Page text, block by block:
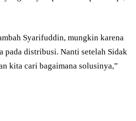
Syarifuddin, mungkin karena
pada distribusi. Nanti setelah Sidak
kita cari bagaimana solusinya,”